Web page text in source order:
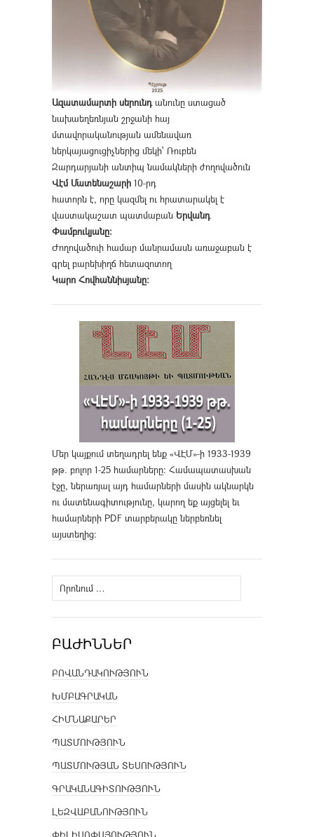
Ազատամարտի սերունդանունը ստացած
նախաեղեռնյան շրջանի հայ
մտավորականության ամենավառ
ներկայացուցիչներից մեկի՝ Ռուբեն
Զարդարյանի անտիպ նամակների ժողովածուն
Վէմ Մատենաշարի 10-րդ
հատորն է, որը կազմել ու հրատարակել է
վաստակաշատ պատմաբան Երվանդ
Փամբուկյանը։
Ժողովածուի համար մանրամասն առաջաբան է
գրել բարեխիղճ հետազոտող
Կարո Հովհաննիսյանը։
Մեր կայքում տեղադրել ենք «ՎԷՄ»-ի 1933-1939
թթ. բոլոր 1-25 համարները։ Համապատասխան
էջը, ներառյալ այդ համարների մասին ակնարկն
ու մատենագիտությունը, կարող եք այցելել եւ
համարների PDF տարբերակը ներբեռնել
այստեղից։
Որոնել՝
ԲԱԺԻՆՆԵՐ
ԲՈՎԱՆԴԱԿՈՒԹՅՈՒՆ
ԽՄԲԱԳՐԱԿԱՆ
ՀԻՄՆԱՔԱՐԵՐ
ՊԱՏՄՈՒԹՅՈՒՆ
ՊԱՏՄՈՒԹՅԱՆ ՏԵՍՈՒԹՅՈՒՆ
ԳՐԱԿԱՆԱԳԻՏՈՒԹՅՈՒՆ
ԼԵԶՎԱԲԱՆՈՒԹՅՈՒՆ